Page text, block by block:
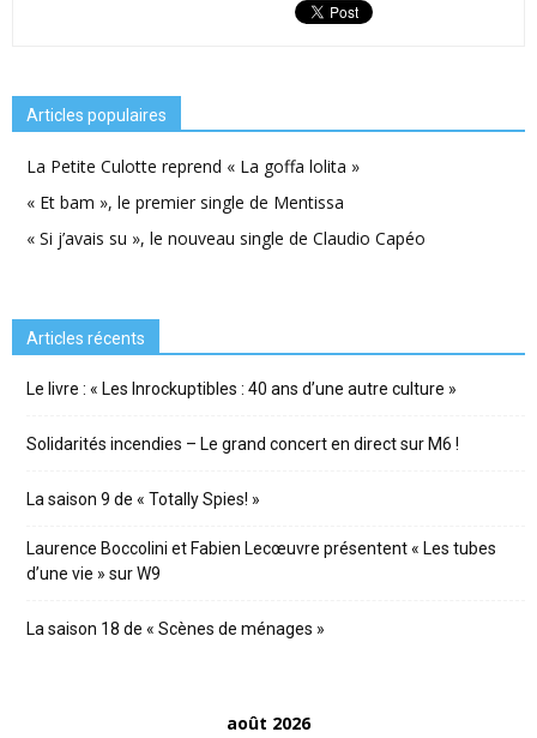
Articles populaires
La Petite Culotte reprend « La goffa lolita »
« Et bam », le premier single de Mentissa
« Si j’avais su », le nouveau single de Claudio Capéo
Articles récents
Le livre : « Les Inrockuptibles : 40 ans d’une autre culture »
Solidarités incendies – Le grand concert en direct sur M6 !
La saison 9 de « Totally Spies! »
Laurence Boccolini et Fabien Lecœuvre présentent « Les tubes
d’une vie » sur W9
La saison 18 de « Scènes de ménages »
août 2026